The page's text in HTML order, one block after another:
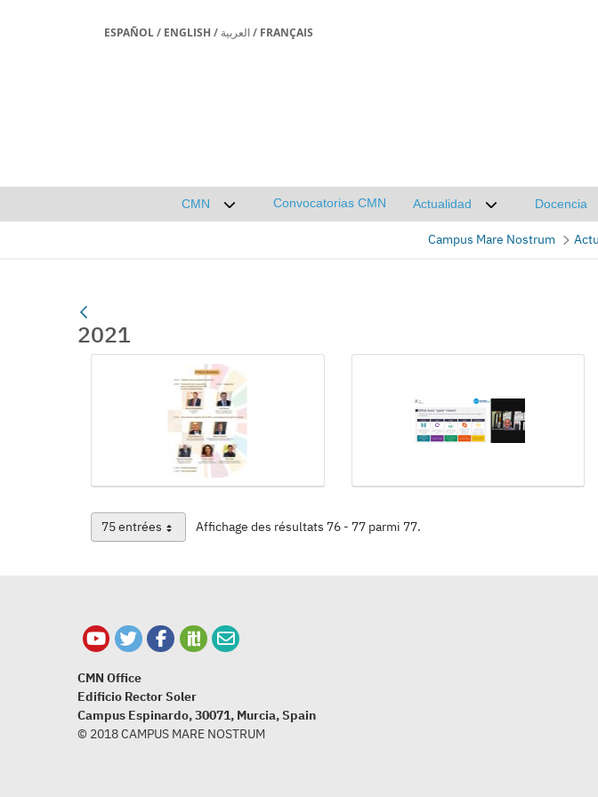
ESPAÑOL/ ENGLISH / العربية/ FRANÇAIS
CMN
Desplegar submenú de CMN
Convocatorias CMN
Actualidad
Desplegar
Docencia
Campus Mare Nostrum
2021
75 entrées
Par page Affichage des résultats 76 - 77 parmi 77.
CMN Office
Edificio Rector Soler
Campus Espinardo, 30071, Murcia, Spain
© 2018 CAMPUS MARE NOSTRUM